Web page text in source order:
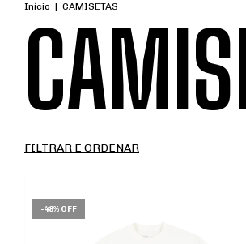
Início | CAMISETAS
FILTRAR E ORDENAR
-48% OFF